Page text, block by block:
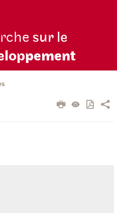
sur le
pement